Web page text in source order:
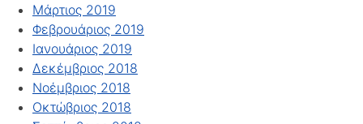
Μάρτιος 2019
Φεβρουάριος 2019
Ιανουάριος 2019
Δεκέμβριος 2018
Νοέμβριος 2018
Οκτώβριος 2018